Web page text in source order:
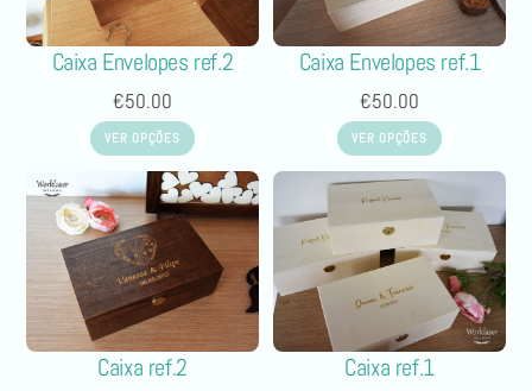
Caixa Envelopes ref.2
€50.00
VER OPÇÕES
Caixa Envelopes ref.1
€50.00
VER OPÇÕES
Caixa ref.2 Caixa ref.1